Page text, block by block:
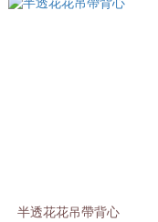
半透花花吊帶背心